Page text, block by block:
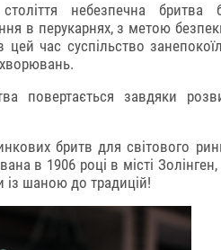
небезпечна бритва
в перукарнях, з метою
цей час суспільство
повертається завдяки
бритв для світового
в 1906 році в місті Золінген,
із шаною до традицій!